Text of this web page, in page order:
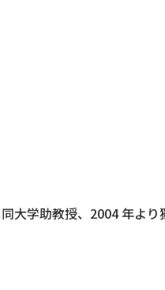
大学助教授、2004 年より